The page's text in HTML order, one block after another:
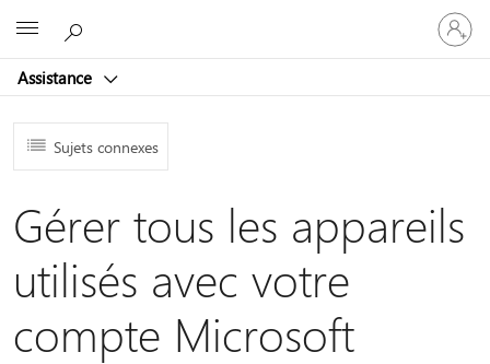
Assistance
vous
à
compte
Sujets connexes
Gérer tous les appareils
utilisés avec votre
compte Microsoft